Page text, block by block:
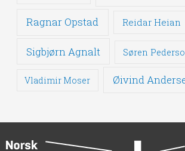
Ragnar Opstad Reidar Heian
Sigbjørn Agnalt Søren
Vladimir Moser Øivind